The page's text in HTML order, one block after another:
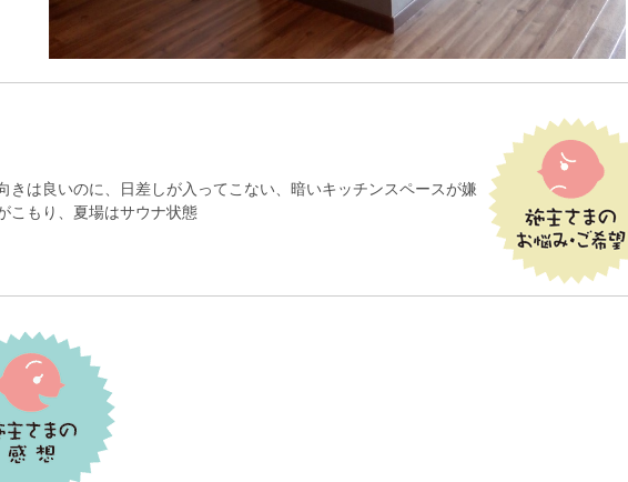
きは良いのに、日差しが入ってこない、暗いキッチンスペースが嫌
こもり、夏場はサウナ状態